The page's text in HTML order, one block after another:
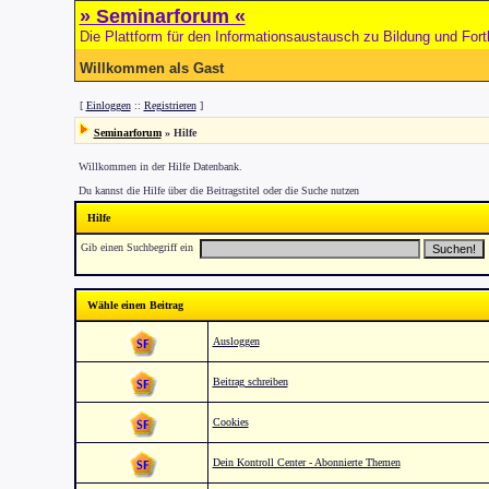
» Seminarforum «
Die Plattform für den Informationsaustausch zu Bildung und
Willkommen als Gast
[ Einloggen:: Registrieren]
Seminarforum» Hilfe
Willkommen in der Hilfe Datenbank.
Du kannst die Hilfe über die Beitragstitel oder die Suche nutzen
Hilfe
Gib einen Suchbegriff ein
Wähle einen Beitrag
Ausloggen
Beitrag schreiben
Cookies
Dein Kontroll Center - Abonnierte Themen